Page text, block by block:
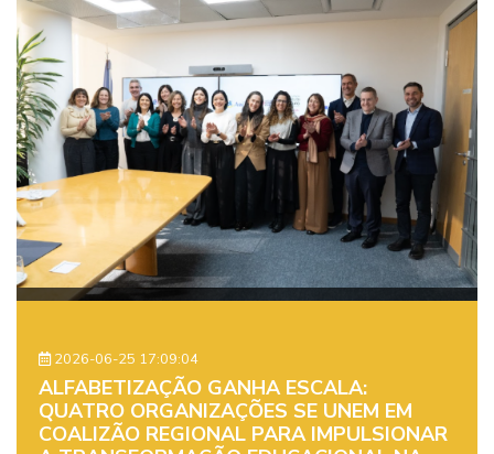
2026-06-25 17:09:04
ALFABETIZAÇÃO GANHA ESCALA:
QUATRO ORGANIZAÇÕES SE UNEM EM
COALIZÃO REGIONAL PARA IMPULSIONAR